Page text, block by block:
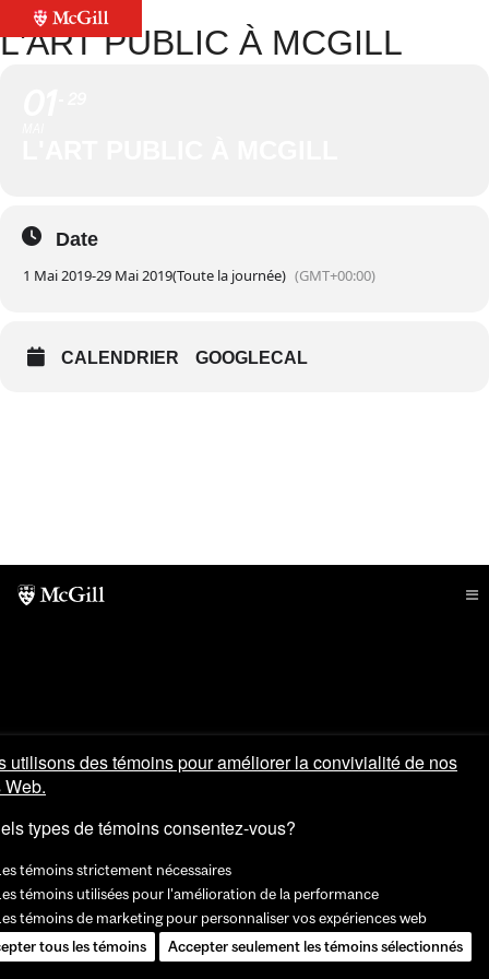
L'ART PUBLIC À MCGILL
Date
1 Mai 2019-29 Mai 2019(Toute la journée) (GMT+00:00)
CALENDRIER GOOGLECAL
utilisons des témoins pour améliorer la convivialité de nos
types de témoins consentez-vous?
témoins strictement nécessaires
témoins utilisées pour l'amélioration de la performance
témoins de marketing pour personnaliser vos expériences web
tous les témoins
Accepter seulement les témoins sélectionnés